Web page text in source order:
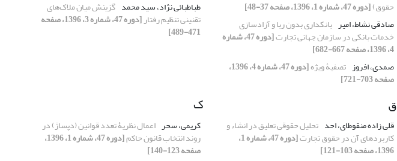
حقوق)[دوره 47، شماره 1، 1396، صفحه 37-48]
صادقی نشاط، امیر بانکداری بدون ربا و آزادسازی
خدمات بانکی در سازمان جهانی تجارت [دوره 47، شماره
4، 1396، صفحه 667-682]
صمدی، افروز تصفیۀ ویژه [دوره 47، شماره 4، 1396،
صفحه 703-721]
طباطبائی نژاد، سید محمد گزینش میان ملاک‌های
تقنینی تنظیم رفتار [دوره 47، شماره 3، 1396، صفحه
471-489]
ق
قلی زاده منقوطای، احد تحلیل حقوقی تعلیق در انشاء و
کاربردهای آن در حقوق تجارت [دوره 47، شماره 1،
1396، صفحه 103-121]
ک
کریمی، سحر اعمال نظریۀ تعدد قوانین (دپساژ) در
روند انتخاب قانون حاکم [دوره 47، شماره 1، 1396،
صفحه 123-140]